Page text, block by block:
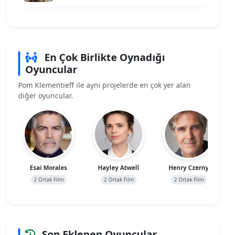
En Çok Birlikte Oynadığı
Oyuncular
Pom Klementieff ile aynı projelerde en çok yer alan
diğer oyuncular.
Esai Morales
2 Ortak Film
Hayley Atwell
2 Ortak Film
Henry Czerny
2 Ortak Film